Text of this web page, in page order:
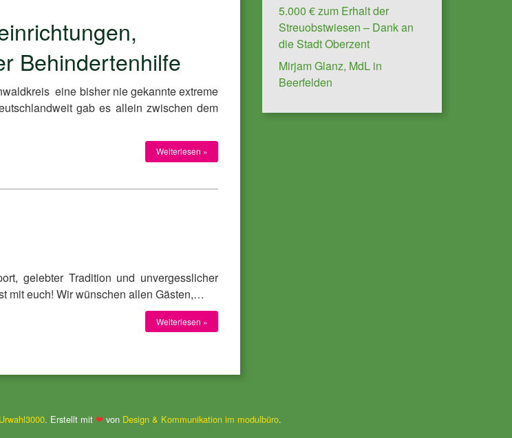
Behindertenhilfe
eine bisher nie gekannte extreme
gab es allein zwischen dem
Weiterlesen »
gelebter Tradition und unvergesslicher
mit euch! Wir wünschen allen Gästen,…
Weiterlesen »
5.000 € zum Erhalt der
Streuobstwiesen – Dank an
die Stadt Oberzent
Mirjam Glanz, MdL in
Beerfelden
Urwahl3000. Erstellt mit ❤ von Design & Kommunikation im modulbüro.